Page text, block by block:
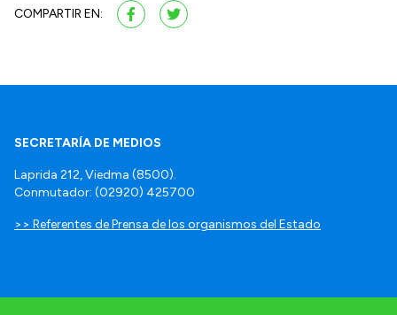
COMPARTIR EN:
SECRETARÍA DE MEDIOS
Laprida 212, Viedma (8500).
Conmutador: (02920) 425700
>> Referentes de Prensa de los organismos del Estado